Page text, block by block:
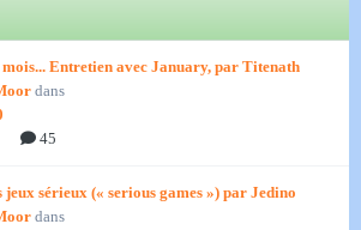
Entretien avec January, par Titenath
dans
45
jeux sérieux (« serious games ») par Jedino
dans